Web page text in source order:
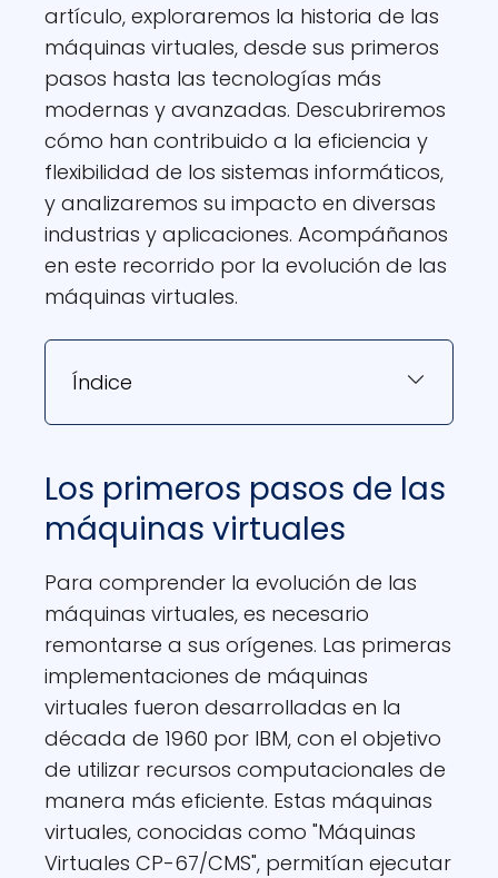
artículo, exploraremos la historia de las
máquinas virtuales, desde sus primeros
pasos hasta las tecnologías más
modernas y avanzadas. Descubriremos
cómo han contribuido a la eficiencia y
flexibilidad de los sistemas informáticos,
y analizaremos su impacto en diversas
industrias y aplicaciones. Acompáñanos
en este recorrido por la evolución de las
máquinas virtuales.
Índice
Los primeros pasos de las
máquinas virtuales
Para comprender la evolución de las
máquinas virtuales, es necesario
remontarse a sus orígenes. Las primeras
implementaciones de máquinas
virtuales fueron desarrolladas en la
década de 1960 por IBM, con el objetivo
de utilizar recursos computacionales de
manera más eficiente. Estas máquinas
virtuales, conocidas como "Máquinas
Virtuales CP-67/CMS", permitían ejecutar